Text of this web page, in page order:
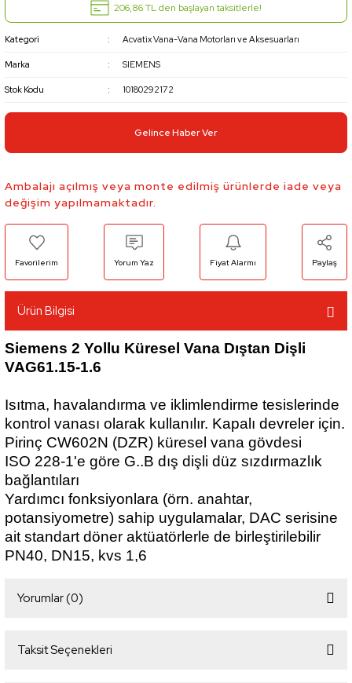
206,86 TL den başlayan taksitlerle!
Kategori Acvatix Vana-Vana Motorları ve Aksesuarları
Marka SIEMENS
Stok Kodu 10180292172
Gelince Haber Ver
Ambalajı açılmış veya monte edilmiş ürünlerde iade veya
değişim yapılmamaktadır.
Yorum Yaz Fiyat Alarmı Paylaş
Ürün Bilgisi
Siemens 2 Yollu Küresel Vana Dıştan Dişli
VAG61.15-1.6
Isıtma, havalandırma ve iklimlendirme tesislerinde
kontrol vanası olarak kullanılır. Kapalı devreler için.
Pirinç CW602N (DZR) küresel vana gövdesi
ISO 228-1'e göre G..B dış dişli düz sızdırmazlık
bağlantıları
Yardımcı fonksiyonlara (örn. anahtar,
potansiyometre) sahip uygulamalar, DAC serisine
ait standart döner aktüatörlerle de birleştirilebilir
PN40, DN15, kvs 1,6
Yorumlar (0)
Taksit Seçenekleri